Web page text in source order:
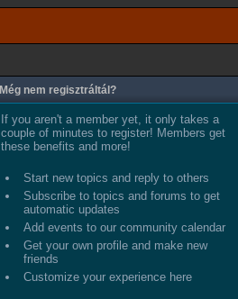
Még nem regisztráltál?
If you aren't a member yet, it only takes a
couple of minutes to register! Members get
these benefits and more!
Start new topics and reply to others
Subscribe to topics and forums to get
automatic updates
Add events to our community calendar
Get your own profile and make new
friends
Customize your experience here